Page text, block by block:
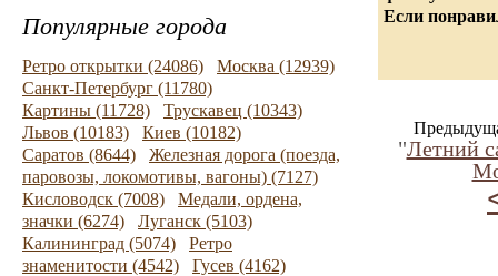
Популярные города
Ретро открытки (24086)
Москва (12939)
Санкт-Петербург (11780)
Картины (11728)
Трускавец (10343)
Львов (10183)
Киев (10182)
Саратов (8644)
Железная дорога (поезда,
паровозы, локомотивы, вагоны) (7127)
Кисловодск (7008)
Медали, ордена,
значки (6274)
Луганск (5103)
Калининград (5074)
Ретро
знаменитости (4542)
Гусев (4162)
Если
"Летний